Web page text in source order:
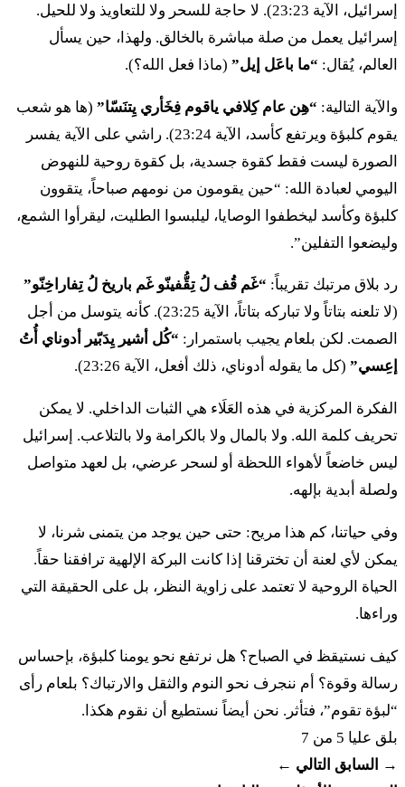
עָדַי בְּנוֹ צִפֹּר׃
١٨ فَيِّسّا مِشالُ فَيُّمَر قوم بَلاق أوشِما هَأزينا عَداي بِنُ
יט
לֹא אִישׁ אֵל וִיכַזֵּב וּבֶן אָדָם וְיִתְנֶחָם הַהוּא
אָמַר וְלֹא יַעֲשֶׂה וְדִבֶּר וְלֹא יְקִימֶנָּה׃
١٩ لُ إيش إيل فِيخَزّيف أوفِن أدام فِيِتْنِحام هَهو أمار فِلُ
يَعَسي فِدِبّير فِلُ يِقيمِنّا
כ הִנֵּה בָרֵךְ לָקָחְתִּי וּבֵרֵךְ וְלֹא אֲשִׁיבֶנָּה׃
כא
לֹא הִבִּיט אָוֶן בְּיַעֲקֹב וְלֹא רָאָה עָמָל בְּיִשְׂרָאֵל
יְדוָד אֱלֹהָיו עִמּוֹ וּתְרוּעַת מֶלֶךְ בּוֹ׃
٢١ لُ هِبّيط أوِن بِيَعَقُف فِلُ راأا عامال بِيِسرائيل أدوناي
כב אֵל מוֹצִיאָם מִמִּצְרָיִם כְּתוֹעֲפֹת רְאֵם לוֹ׃
٢٢ إيل مُتْسيأم مِمِّتْسرايِم كِتُعَفُت رِأيم لُ
כג
כִּי לֹא נַחַשׁ בְּיַעֲקֹב וְלֹא קֶסֶם בְּיִשְׂרָאֵל כָּעֵת
יֵאָמֵר לְיַעֲקֹב וּלְיִשְׂרָאֵל מַה פָּעַל אֵל׃
٢٣ كي لُ نَحَش بِيَعَقُف فِلُ قيسِم بِيِسرائيل كاعيت
يياميرليَعَقُف أولِيِسرائيل ما باعَل إيل
إسرائيل، الآية 23:23). لا حاجة للسحر ولا للتعاويذ ولا للحيل.
إسرائيل يعمل من صلة مباشرة بالخالق. ولهذا، حين يسأل
العالم، يُقال: “ما باعَل إيل” (ماذا فعل الله؟).
والآية التالية: “هِن عام كِلافي ياقوم فِخَأري يِتنَسّا” (ها هو شعب
يقوم كلبؤة ويرتفع كأسد، الآية 23:24). راشي على الآية يفسر
الصورة ليست فقط كقوة جسدية، بل كقوة روحية للنهوض
اليومي لعبادة الله: “حين يقومون من نومهم صباحاً، يتقوون
كلبؤة وكأسد ليخطفوا الوصايا، ليلبسوا الطليت، ليقرأوا الشمع،
وليضعوا التفلين”.
رد بلاق مرتبك تقريباً: “غَم قُف لُ تِقُّفينّو غَم باريخ لُ تِفاراخِنّو”
(لا تلعنه بتاتاً ولا تباركه بتاتاً، الآية 23:25). كأنه يتوسل من أجل
الصمت. لكن بلعام يجيب باستمرار: “كُل أشير يِدَبّير أدوناي أُتُ
إعِسي” (كل ما يقوله أدوناي، ذلك أفعل، الآية 23:26).
الفكرة المركزية في هذه العَلَاء هي الثبات الداخلي. لا يمكن
تحريف كلمة الله. ولا بالمال ولا بالكرامة ولا بالتلاعب. إسرائيل
ليس خاضعاً لأهواء اللحظة أو لسحر عرضي، بل لعهد متواصل
ولصلة أبدية بإلهه.
وفي حياتنا، كم هذا مريح: حتى حين يوجد من يتمنى شرنا، لا
يمكن لأي لعنة أن تخترقنا إذا كانت البركة الإلهية ترافقنا حقاً.
الحياة الروحية لا تعتمد على زاوية النظر، بل على الحقيقة التي
وراءها.
كيف نستيقظ في الصباح؟ هل نرتفع نحو يومنا كلبؤة، بإحساس
رسالة وقوة؟ أم ننجرف نحو النوم والثقل والارتباك؟ بلعام رأى
“لبؤة تقوم”، فتأثر. نحن أيضاً نستطيع أن نقوم هكذا.
بلق عليا 5 من 7
→ السابق التالي ←